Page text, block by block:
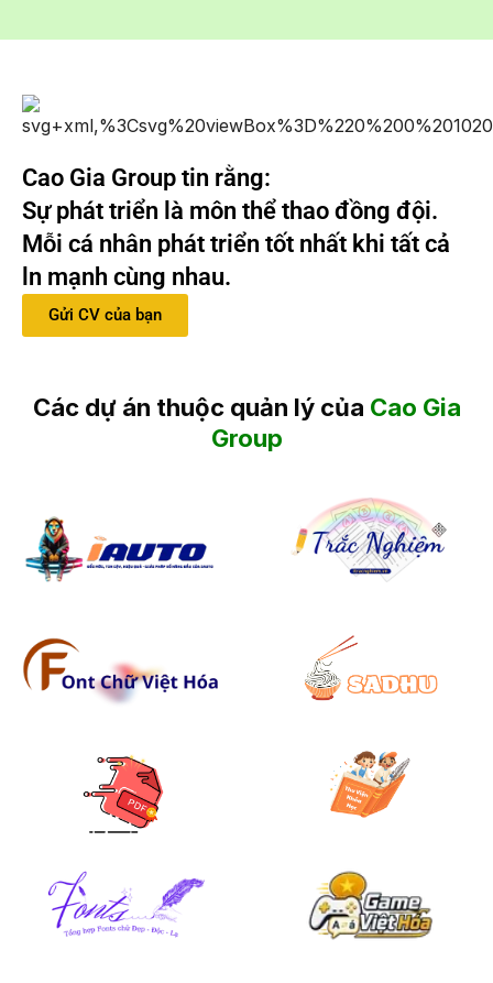
Cao Gia Group tin rằng:
Sự phát triển là môn thể thao đồng đội.
Mỗi cá nhân phát triển tốt nhất khi tất cả
ln mạnh cùng nhau.
Gửi CV của bạn
Các dự án thuộc quản lý của Cao Gia
Group